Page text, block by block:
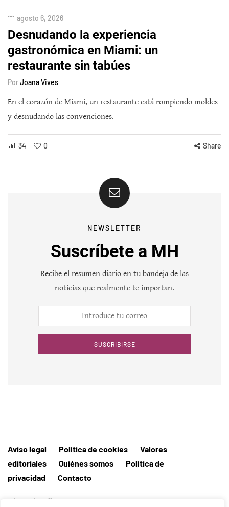
agosto 6, 2026
Desnudando la experiencia
gastronómica en Miami: un
restaurante sin tabúes
PorJoana Vives
En el corazón de Miami, un restaurante está rompiendo moldes
y desnudando las convenciones.
34 0 Share
NEWSLETTER
Suscríbete a MH
Recibe el resumen diario en tu bandeja de las
noticias que realmente te importan.
SUSCRIBIRSE
Aviso legal Política de cookies
Valores
editoriales
Quiénes somos
Política de
privacidad
Contacto
Editorial MallorcaHora